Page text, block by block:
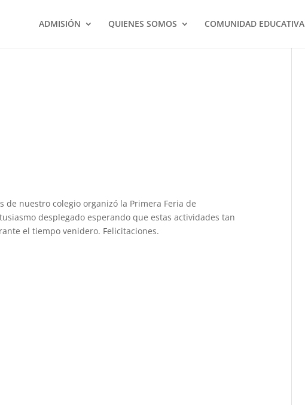
ADMISIÓN QUIENES SOMOS COMUNIDAD EDUCATIVA
de nuestro colegio organizó la Primera Feria de
desplegado esperando que estas actividades tan
el tiempo venidero. Felicitaciones.